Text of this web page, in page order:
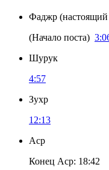
Фаджр (
(Начало поста)
Шурук
4:57
Зухр
12:13
Аср
Конец Аср: 18:42